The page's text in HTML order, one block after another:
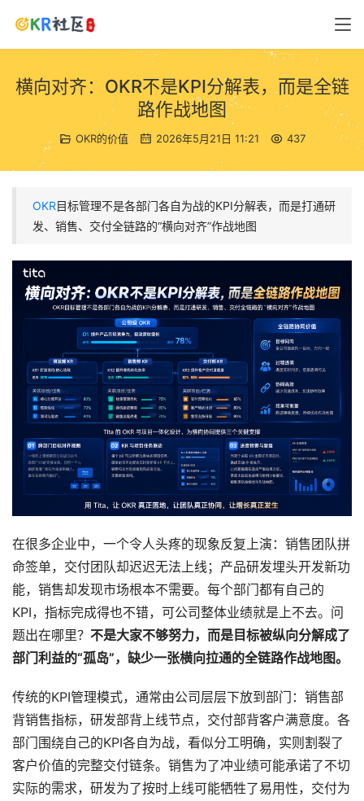
横向对齐：OKR不是KPI分解表，而是全链
路作战地图
OKR的价值 2026年5月21日 11:21 437
OKR目标管理不是各部门各自为战的KPI分解表，而是打通研
发、销售、交付全链路的“横向对齐”作战地图
在很多企业中，一个令人头疼的现象反复上演：销售团队拼
命签单，交付团队却迟迟无法上线；产品研发埋头开发新功
能，销售却发现市场根本不需要。每个部门都有自己的
KPI，指标完成得也不错，可公司整体业绩就是上不去。问
题出在哪里？ 不是大家不够努力，而是目标被纵向分解成了
部门利益的“孤岛”，缺少一张横向拉通的全链路作战地图。
传统的KPI管理模式，通常由公司层层下放到部门：销售部
背销售指标，研发部背上线节点，交付部背客户满意度。各
部门围绕自己的KPI各自为战，看似分工明确，实则割裂了
客户价值的完整交付链条。销售为了冲业绩可能承诺了不切
实际的需求，研发为了按时上线可能牺牲了易用性，交付为